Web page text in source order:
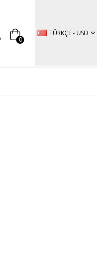
TÜRKÇE - USD
0